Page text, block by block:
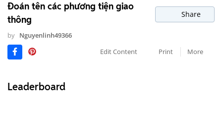
Đoán tên các phương tiện giao
thông
Share
by Nguyenlinh49366
Edit Content
Print More
Leaderboard